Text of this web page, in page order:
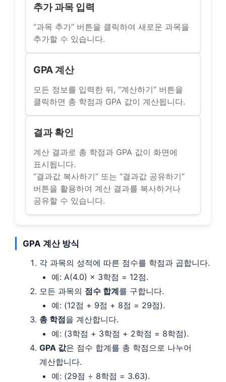
추가 과목 입력
“과목 추가” 버튼을 클릭하여 새로운 과목을
추가할 수 있습니다.
GPA 계산
모든 정보를 입력한 뒤, “계산하기” 버튼을
클릭하면 총 학점과 GPA 값이 계산됩니다.
결과 확인
계산 결과로 총 학점과 GPA 값이 화면에
표시됩니다.
“결과값 복사하기” 또는 “결과값 공유하기”
버튼을 활용하여 계산 결과를 복사하거나
공유할 수 있습니다.
GPA 계산 방식
각 과목의 성적에 따른 점수를 학점과 곱합니다.
예: A(4.0) × 3학점 = 12점.
모든 과목의 점수 합계를 구합니다.
예: (12점 + 9점 + 8점 = 29점).
총 학점을 계산합니다.
예: (3학점 + 3학점 + 2학점 = 8학점).
GPA 값은 점수 합계를 총 학점으로 나누어
계산합니다.
예: (29점 ÷ 8학점 = 3.63).